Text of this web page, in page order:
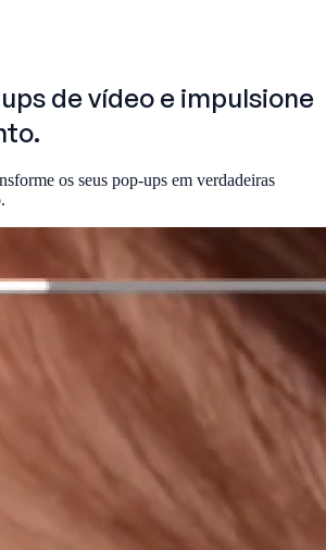
de vídeo e impulsione
os seus pop-ups em verdadeiras